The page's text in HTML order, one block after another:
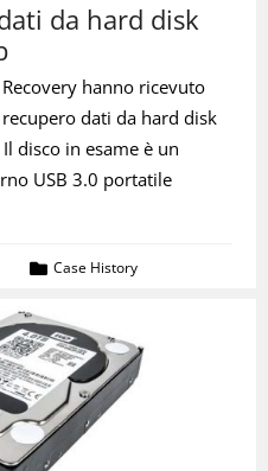
da hard disk
hanno ricevuto
dati da hard disk
disco in esame è un
USB 3.0 portatile
Case History